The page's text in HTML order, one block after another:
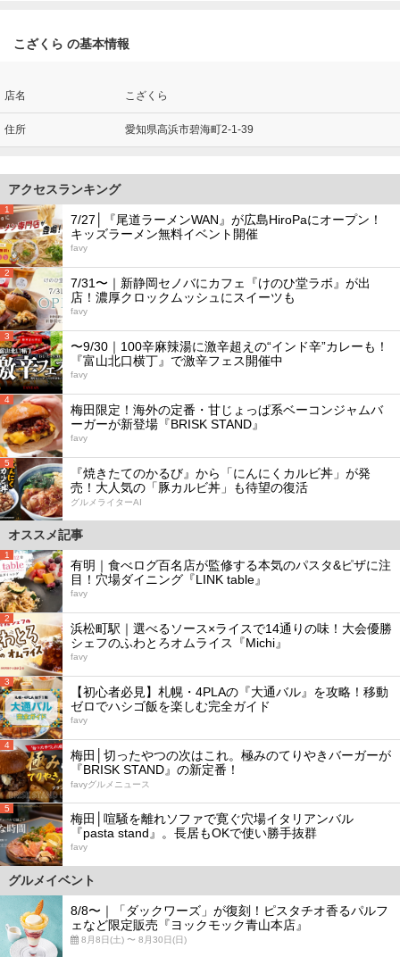
こざくら の基本情報
店名 こざくら
住所 愛知県高浜市碧海町2-1-39
アクセスランキング
1
7/27│『尾道ラーメンWAN』が広島HiroPaにオープン！
キッズラーメン無料イベント開催
favy
2
7/31〜｜新静岡セノバにカフェ『けのひ堂ラボ』が出
店！濃厚クロックムッシュにスイーツも
favy
3
〜9/30｜100辛麻辣湯に激辛超えの“インド辛”カレーも！
『富山北口横丁』で激辛フェス開催中
favy
4
梅田限定！海外の定番・甘じょっぱ系ベーコンジャムバ
ーガーが新登場『BRISK STAND』
favy
5
『焼きたてのかるび』から「にんにくカルビ丼」が発
売！大人気の「豚カルビ丼」も待望の復活
グルメライターAI
オススメ記事
1
有明｜食べログ百名店が監修する本気のパスタ&ピザに注
目！穴場ダイニング『LINK table』
favy
2
浜松町駅｜選べるソース×ライスで14通りの味！大会優勝
シェフのふわとろオムライス『Michi』
favy
3
【初心者必見】札幌・4PLAの『大通バル』を攻略！移動
ゼロでハシゴ飯を楽しむ完全ガイド
favy
4
梅田│切ったやつの次はこれ。極みのてりやきバーガーが
『BRISK STAND』の新定番！
favyグルメニュース
5
梅田│喧騒を離れソファで寛ぐ穴場イタリアンバル
『pasta stand』。長居もOKで使い勝手抜群
favy
グルメイベント
8/8〜｜「ダックワーズ」が復刻！ピスタチオ香るパルフ
ェなど限定販売『ヨックモック青山本店』
8月8日(土) 〜 8月30日(日)